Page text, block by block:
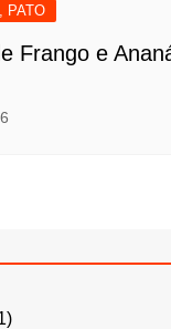
PATO
Frango e